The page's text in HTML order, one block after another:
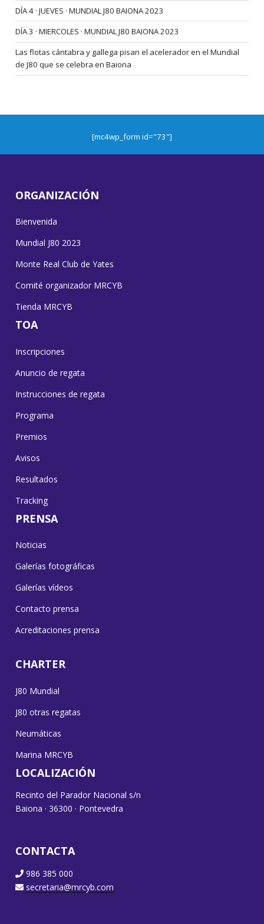
DÍA 4 · JUEVES · MUNDIAL J80 BAIONA 2023
DÍA 3 · MIERCOLES · MUNDIAL J80 BAIONA 2023
Las flotas cántabra y gallega pisan el acelerador en el Mundial
de J80 que se celebra en Baiona
[mc4wp_form id="73"]
ORGANIZACIÓN
Bienvenida
Mundial J80 2023
Monte Real Club de Yates
Comité organizador MRCYB
Tienda MRCYB
TOA
Inscripciones
Anuncio de regata
Instrucciones de regata
Programa
Premios
Avisos
Resultados
Tracking
PRENSA
Noticias
Galerías fotográficas
Galerías vídeos
Contacto prensa
Acreditaciones prensa
CHARTER
J80 Mundial
J80 otras regatas
Neumáticas
Marina MRCYB
LOCALIZACIÓN
Recinto del Parador Nacional s/n
Baiona · 36300 · Pontevedra
CONTACTA
986 385 000
secretaria@mrcyb.com